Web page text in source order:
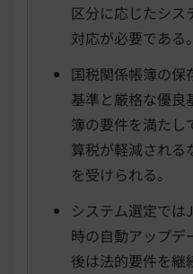
区分に応じたシス
対応が必要である。
国税関係帳簿の保
基準と厳格な優良
簿の要件を満たし
算税が軽減される
を受けられる。
システム選定で
時の自動アップデ
後は法的要件を継